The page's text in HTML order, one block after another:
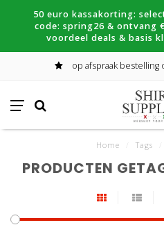
50 euro kassakorting:
code: spring26 & ontvang
voordeel deals & basis
op afspraak
Home Tags
PRODUCTEN